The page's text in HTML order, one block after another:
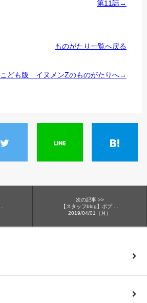
第11話→
ものがたり一覧へ戻る
こども版 イヌメンZのものがたりへ→
次の記事 >>
【スタッフblog】ポプ ...
2019/04/01（月）